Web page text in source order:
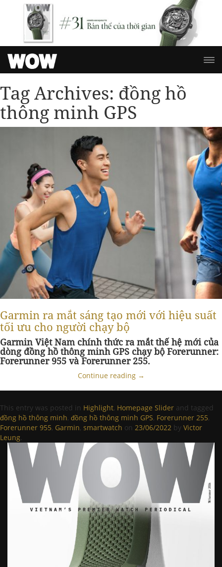
Tag Archives: đồng hồ
thông minh GPS
Garmin ra mắt sáng tạo mới với hiệu suất
tối ưu cho người chạy bộ
Garmin Việt Nam chính thức ra mắt thế hệ mới của
dòng đồng hồ thông minh GPS chạy bộ Forerunner:
Forerunner 955 và Forerunner 255.
Continue reading →
This entry was posted in Highlight, Homepage Slider and tagged
đồng hồ thông minh, đồng hồ thông minh GPS, Forerunner 255,
Forerunner 955, Garmin, smartwatch on 23/06/2022 by Victor
Leung.